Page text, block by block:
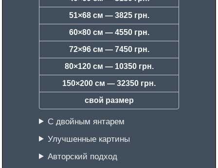
51×68 см — 3825 грн.
60×80 см — 4550 грн.
72×96 см — 7450 грн.
80×120 см — 10350 грн.
150×200 см — 32350 грн.
свой размер
С двойным янтарем
Улучшенные картины
Авторский подход